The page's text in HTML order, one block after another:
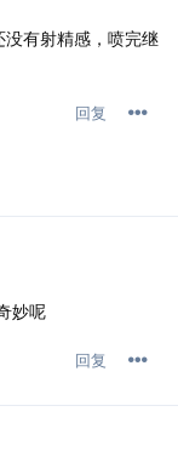
有射精感，喷完继
回复
妙呢
回复